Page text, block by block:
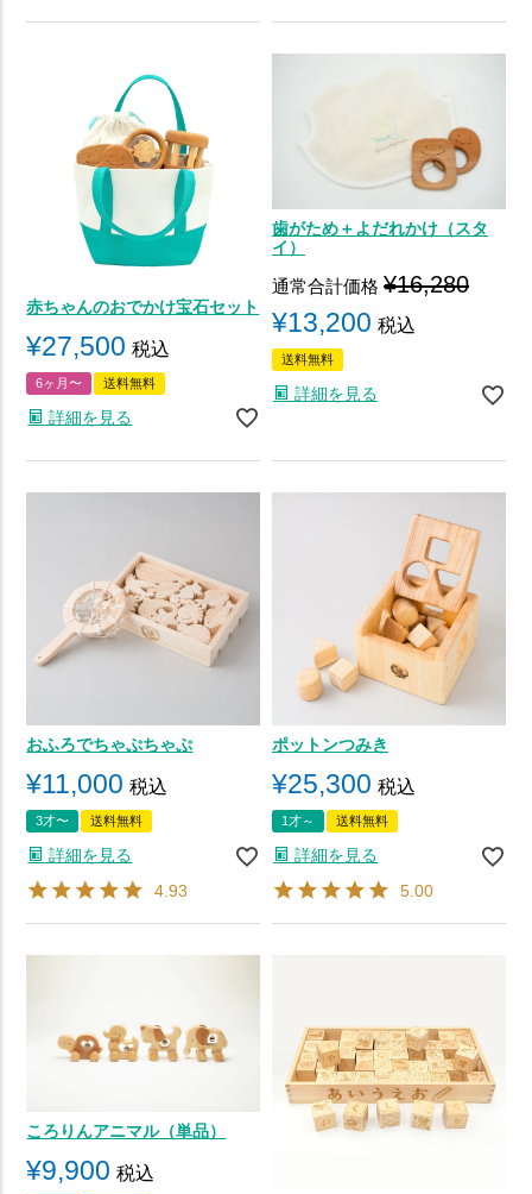
赤ちゃんのおでかけ宝石セット
¥27,500 税込
6ヶ月〜 送料無料
詳細を見る
歯がため＋よだれかけ（スタ
イ）
通常合計価格 ¥16,280
¥13,200 税込
送料無料
詳細を見る
おふろでちゃぷちゃぷ
¥11,000 税込
3才〜 送料無料
詳細を見る
4.93
ポットンつみき
¥25,300 税込
1才～ 送料無料
詳細を見る
5.00
ころりんアニマル（単品）
¥9,900 税込